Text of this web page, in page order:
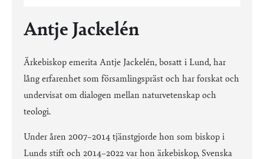
Antje Jackelén
Ärkebiskop emerita Antje Jackelén, bosatt i Lund, har
lång erfarenhet som församlingspräst och har forskat och
undervisat om dialogen mellan naturvetenskap och
teologi.
Under åren 2007–2014 tjänstgjorde hon som biskop i
Lunds stift och 2014–2022 var hon ärkebiskop, Svenska